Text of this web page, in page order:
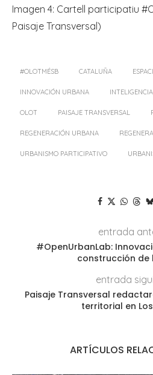
Imagen 4: Cartell participatiu
Paisaje Transversal)
#OLOTMÉSB CATALUÑA
INNOVACIÓN URBANA
OLOT PAISAJE TRANSVERSAL
REGENERACIÓN URBANA
URBANISMO PARTICIPATIVO
entrada
#OpenUrbanLab:
construcción de
entrada
Paisaje Transversal
territorial en
ARTÍCULOS